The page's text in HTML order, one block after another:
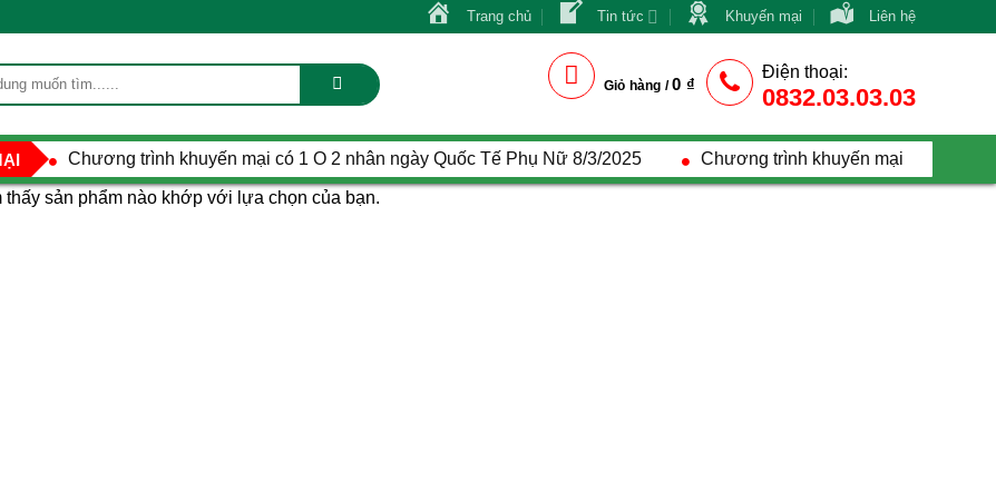
Trang chủ Tin tức Khuyến mại Liên hệ
Giỏ hàng /0 ₫
Điện thoại:
0832.03.03.03
Chương trình khuyến mại có 1 O 2 nhân ngày Quốc Tế Phụ Nữ 8/3/2025
Chương trình khuyến mại
lớn nhân ngày Phụ Nữ Việt Nam 20/10/2024
thấy sản phẩm nào khớp với lựa chọn của bạn.